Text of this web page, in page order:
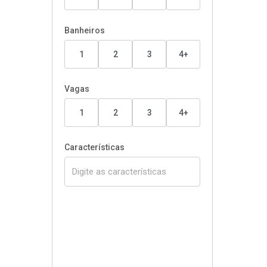
Banheiros
1 2 3 4+
Vagas
1 2 3 4+
Características